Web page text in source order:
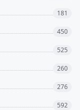
181
450
525
260
276
592